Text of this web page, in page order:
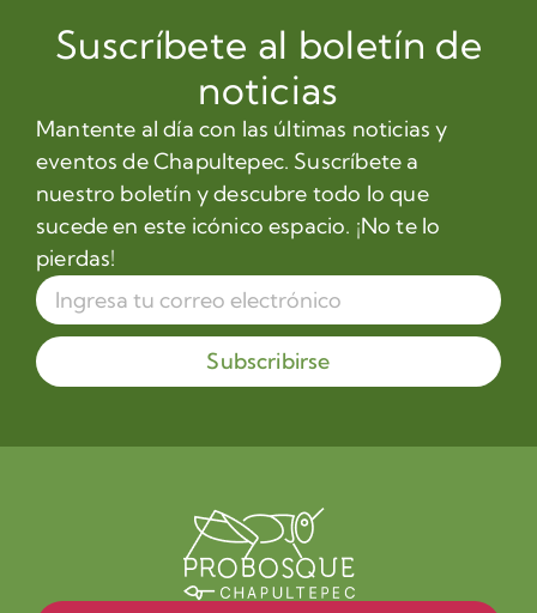
Suscríbete al boletín de
noticias
Mantente al día con las últimas noticias y
eventos de Chapultepec. Suscríbete a
nuestro boletín y descubre todo lo que
sucede en este icónico espacio. ¡No te lo
pierdas!
Subscribirse